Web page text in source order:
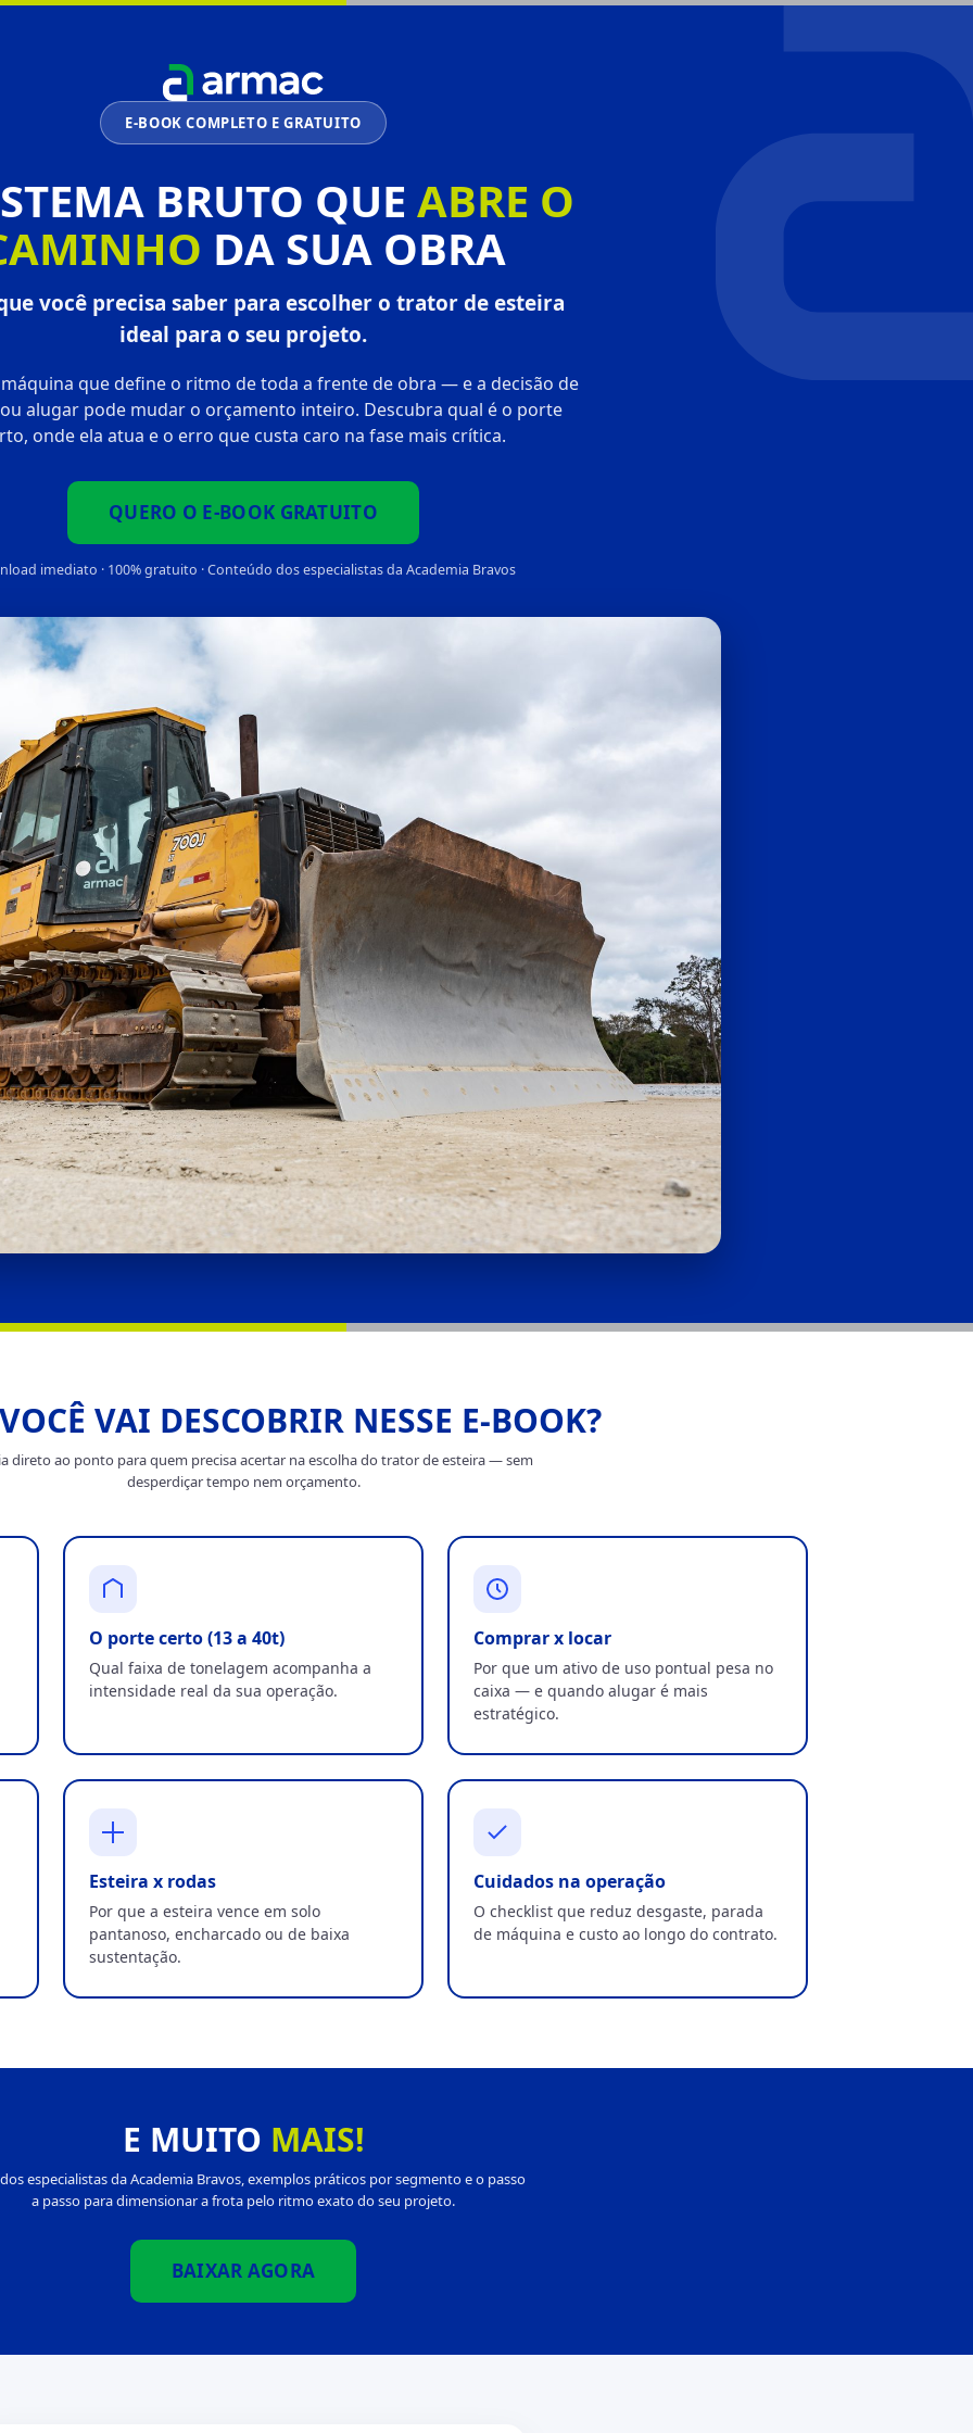
E-BOOK COMPLETO E GRATUITO
BRUTO QUE ABRE O
DA SUA OBRA
você precisa saber para escolher o trator de esteira
ideal para o seu projeto.
que define o ritmo de toda a frente de obra — e a decisão de
alugar pode mudar o orçamento inteiro. Descubra qual é o porte
onde ela atua e o erro que custa caro na fase mais crítica.
QUERO O E-BOOK GRATUITO
imediato · 100% gratuito · Conteúdo dos especialistas da Academia Bravos
VAI DESCOBRIR NESSE E-BOOK?
direto ao ponto para quem precisa acertar na escolha do trator de esteira — sem
desperdiçar tempo nem orçamento.
O porte certo (13 a 40t)
Qual faixa de tonelagem acompanha a
intensidade real da sua operação.
Comprar x locar
Por que um ativo de uso pontual pesa no
caixa — e quando alugar é mais
estratégico.
Esteira x rodas
Por que a esteira vence em solo
pantanoso, encharcado ou de baixa
sustentação.
Cuidados na operação
O checklist que reduz desgaste, parada
de máquina e custo ao longo do contrato.
E MUITO MAIS!
especialistas da Academia Bravos, exemplos práticos por segmento e o passo
a passo para dimensionar a frota pelo ritmo exato do seu projeto.
BAIXAR AGORA